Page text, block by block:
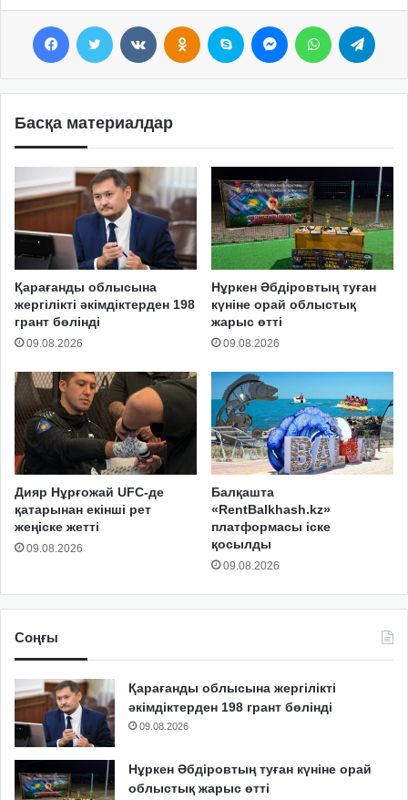
Басқа материалдар
Қарағанды облысына
жергілікті әкімдіктерден 198
грант бөлінді
09.08.2026
Нұркен Әбдіровтың туған
күніне орай облыстық
жарыс өтті
09.08.2026
Дияр Нұрғожай UFC-де
қатарынан екінші рет
жеңіске жетті
09.08.2026
Балқашта
«RentBalkhash.kz»
платформасы іске
қосылды
09.08.2026
Соңғы
Қарағанды облысына жергілікті
әкімдіктерден 198 грант бөлінді
09.08.2026
Нұркен Әбдіровтың туған күніне орай
облыстық жарыс өтті